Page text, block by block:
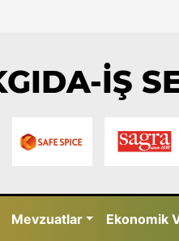
İŞ
Mevzuatlar Ekonomik